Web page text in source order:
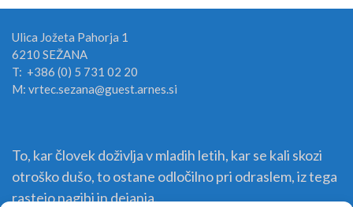
Ulica Jožeta Pahorja 1
6210 SEŽANA
T: +386 (0) 5 731 02 20
M: vrtec.sezana@guest.arnes.si
To, kar človek doživlja v mladih letih, kar se kali skozi
otroško dušo, to ostane odločilno pri odraslem, iz tega
rastejo nagibi in dejanja.